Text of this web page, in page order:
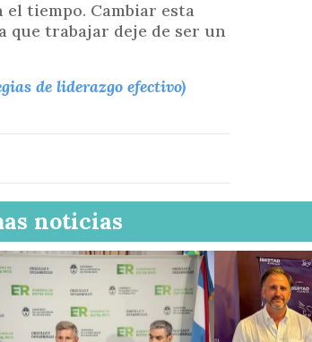
tiempo. Cambiar esta
que trabajar deje de ser un
de liderazgo efectivo)
noticias